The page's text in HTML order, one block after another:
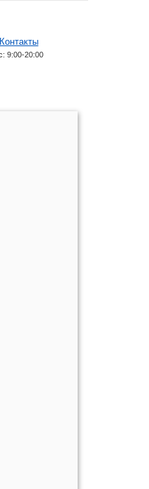
Контакты
9:00-20:00